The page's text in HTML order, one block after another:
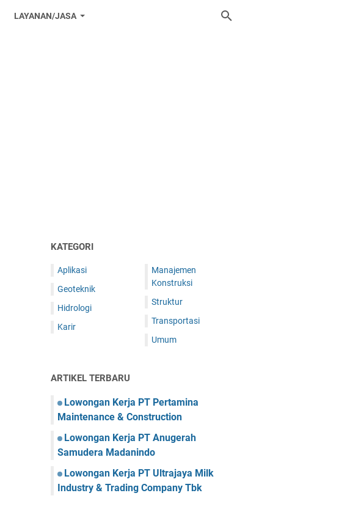
LAYANAN/JASA
KATEGORI
Aplikasi
Geoteknik
Hidrologi
Karir
Manajemen
Konstruksi
Struktur
Transportasi
Umum
ARTIKEL TERBARU
Lowongan Kerja PT Pertamina
Maintenance & Construction
Lowongan Kerja PT Anugerah
Samudera Madanindo
Lowongan Kerja PT Ultrajaya Milk
Industry & Trading Company Tbk